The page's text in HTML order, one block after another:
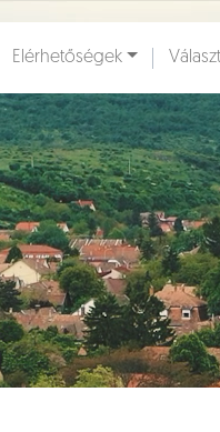
Elérhetőségek
Aloldalak []